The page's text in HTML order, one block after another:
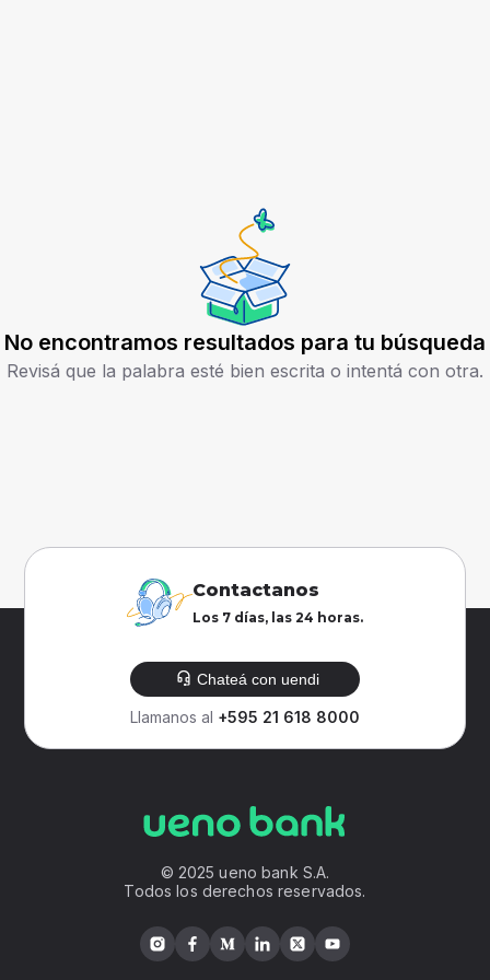
No encontramos resultados para tu búsqueda
Revisá que la palabra esté bien escrita o intentá con otra.
Contactanos
Los 7 días, las 24 horas.
Chateá con uendi
Llamanos al +595 21 618 8000
© 2025 ueno bank S.A.
Todos los derechos reservados.